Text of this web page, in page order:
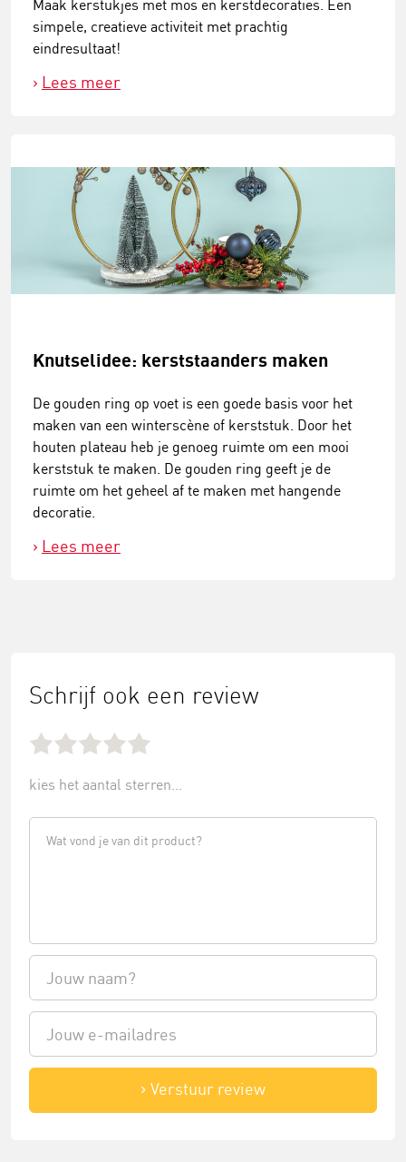
Maak kerstukjes met mos en kerstdecoraties. Een
simpele, creatieve activiteit met prachtig
eindresultaat!
Lees meer
Knutselidee: kerststaanders maken
De gouden ring op voet is een goede basis voor het
maken van een winterscène of kerststuk. Door het
houten plateau heb je genoeg ruimte om een mooi
kerststuk te maken. De gouden ring geeft je de
ruimte om het geheel af te maken met hangende
decoratie.
Lees meer
Schrijf ook een review
kies het aantal sterren...
Verstuur review